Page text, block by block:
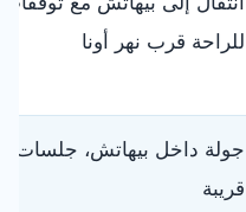
للراحة قرب نهر أونا
جولة داخل بيهاتش، جلسات
قريبة